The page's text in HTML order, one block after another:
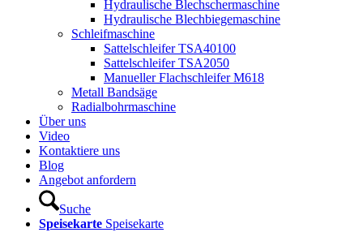
Hydraulische Blechschermaschine
Hydraulische Blechbiegemaschine
Schleifmaschine
Sattelschleifer TSA40100
Sattelschleifer TSA2050
Manueller Flachschleifer M618
Metall Bandsäge
Radialbohrmaschine
Über uns
Video
Kontaktiere uns
Blog
Angebot anfordern
Suche
Speisekarte Speisekarte